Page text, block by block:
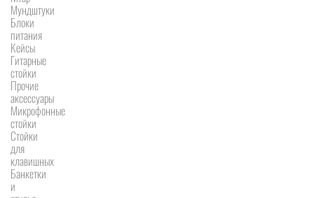
Мундштуки
Блоки
питания
Кейсы
Гитарные
стойки
Прочие
аксессуары
Микрофонные
стойки
Стойки
для
клавишных
Банкетки
и